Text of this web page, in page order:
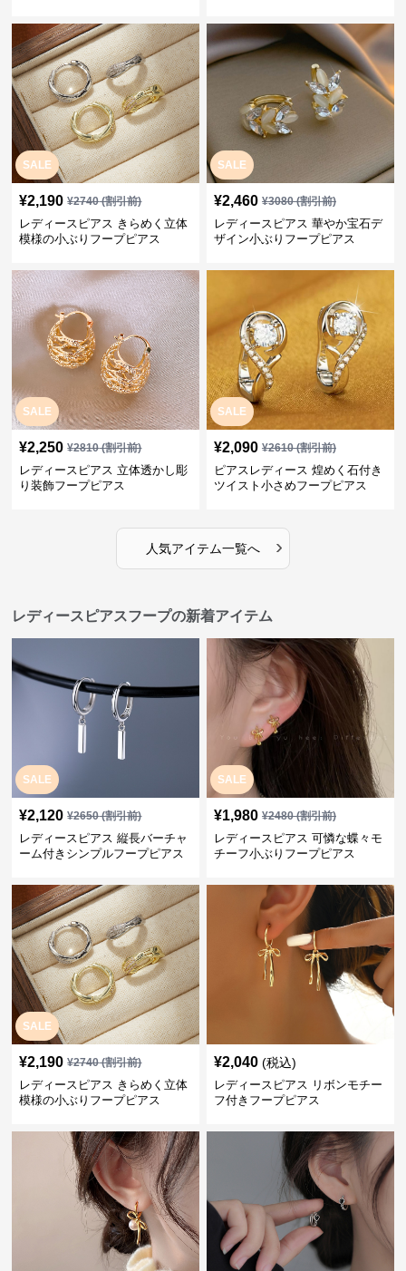
SALE
¥2,190 ¥2740(割引前)
レディースピアス きらめく立体
模様の小ぶりフープピアス
SALE
¥2,460 ¥3080(割引前)
レディースピアス 華やか宝石デ
ザイン小ぶりフープピアス
SALE
¥2,250 ¥2810(割引前)
レディースピアス 立体透かし彫
り装飾フープピアス
SALE
¥2,090 ¥2610(割引前)
ピアスレディース 煌めく石付き
ツイスト小さめフープピアス
人気アイテム一覧へ ›
レディースピアスフープの新着アイテム
SALE
¥2,120 ¥2650(割引前)
レディースピアス 縦長バーチャ
ーム付きシンプルフープピアス
SALE
¥1,980 ¥2480(割引前)
レディースピアス 可憐な蝶々モ
チーフ小ぶりフープピアス
SALE
¥2,190 ¥2740(割引前)
レディースピアス きらめく立体
模様の小ぶりフープピアス
¥2,040 (税込)
レディースピアス リボンモチー
フ付きフープピアス